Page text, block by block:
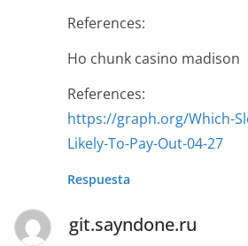
References:
Ho chunk casino madison
References:
https://graph.org/Which-
Likely-To-Pay-Out-04-27
Respuesta
git.sayndone.ru